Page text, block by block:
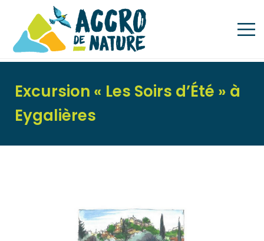
Excursion « Les Soirs d’Été » à
Eygalières